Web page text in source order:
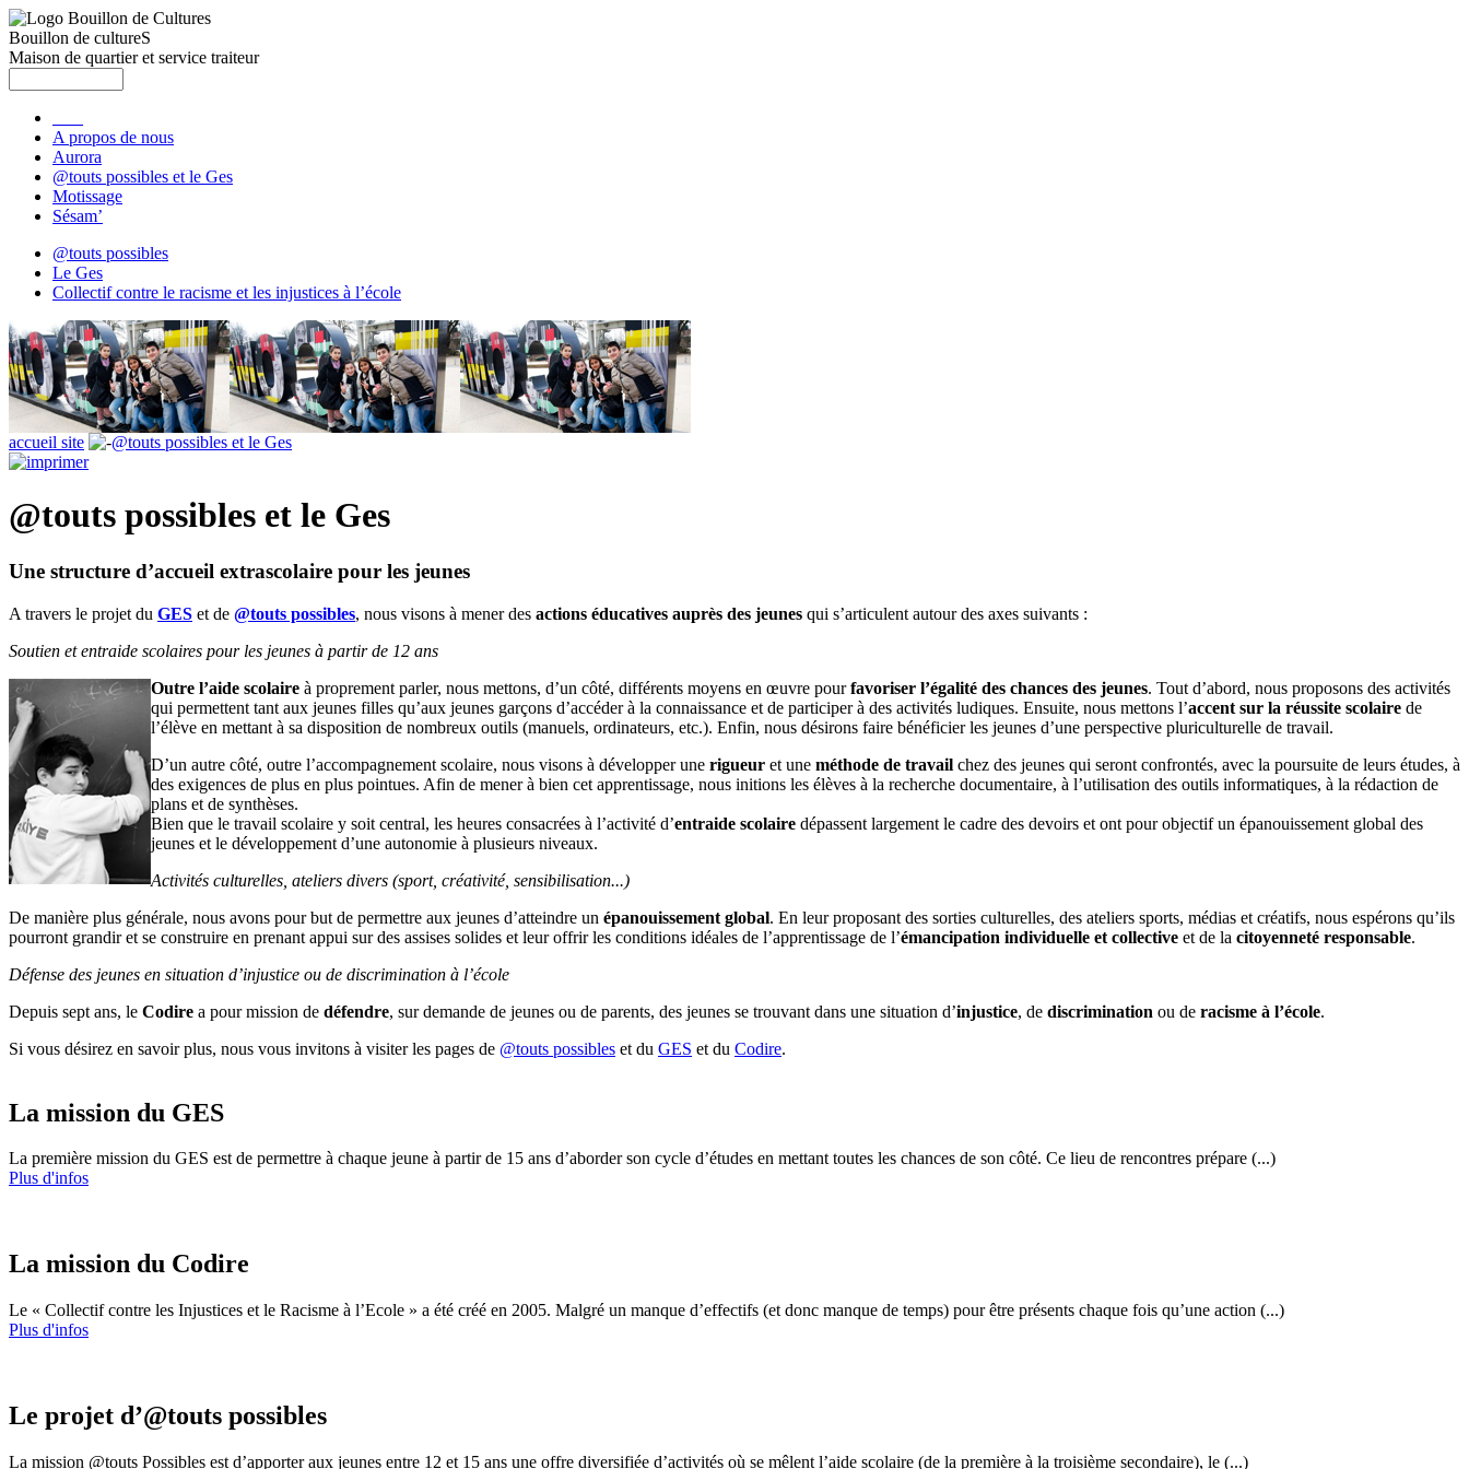
Bouillon de cultureS
Maison de quartier et service traiteur
A propos de nous
Aurora
@touts possibles et le Ges
Motissage
Sésam’
@touts possibles
Le Ges
Collectif contre le racisme et les injustices à l’école
accueil site @touts possibles et le Ges
@touts possibles et le Ges
Une structure d’accueil extrascolaire pour les jeunes
A travers le projet du GES et de @touts possibles, nous visons à mener des actions éducatives auprès des jeunes qui s’articulent autour des axes suivants :
Soutien et entraide scolaires pour les jeunes à partir de 12 ans
Outre l’aide scolaire à proprement parler, nous mettons, d’un côté, différents moyens en œuvre pourfavoriser l’égalité des chances des jeunes. Tout d’abord, nous proposons des activités
qui permettent tant aux jeunes filles qu’aux jeunes garçons d’accéder à la connaissance et de participer à des activités ludiques. Ensuite, nous mettons l’accent sur la réussite scolaire de
l’élève en mettant à sa disposition de nombreux outils (manuels, ordinateurs, etc.). Enfin, nous désirons faire bénéficier les jeunes d’une perspective pluriculturelle de travail.
D’un autre côté, outre l’accompagnement scolaire, nous visons à développer une rigueur et une méthode de travail chez des jeunes qui seront confrontés, avec la poursuite de leurs études, à
des exigences de plus en plus pointues. Afin de mener à bien cet apprentissage, nous initions les élèves à la recherche documentaire, à l’utilisation des outils informatiques, à la rédaction de
plans et de synthèses.
Bien que le travail scolaire y soit central, les heures consacrées à l’activité d’entraide scolaire dépassent largement le cadre des devoirs et ont pour objectif un épanouissement global des
jeunes et le développement d’une autonomie à plusieurs niveaux.
Activités culturelles, ateliers divers (sport, créativité, sensibilisation...)
De manière plus générale, nous avons pour but de permettre aux jeunes d’atteindre un épanouissement global. En leur proposant des sorties culturelles, des ateliers sports, médias et créatifs, nous espérons qu’ils
pourront grandir et se construire en prenant appui sur des assises solides et leur offrir les conditions idéales de l’apprentissage de l’émancipation individuelle et collective et de la citoyenneté responsable.
Défense des jeunes en situation d’injustice ou de discrimination à l’école
Depuis sept ans, le Codire a pour mission de défendre, sur demande de jeunes ou de parents, des jeunes se trouvant dans une situation d’injustice, de discrimination ou de racisme à l’école.
Si vous désirez en savoir plus, nous vous invitons à visiter les pages de @touts possibles et du GES et du Codire.
La mission du GES
La première mission du GES est de permettre à chaque jeune à partir de 15 ans d’aborder son cycle d’études en mettant toutes les chances de son côté. Ce lieu de rencontres prépare (...)
Plus d'infos
La mission du Codire
Le « Collectif contre les Injustices et le Racisme à l’Ecole » a été créé en 2005. Malgré un manque d’effectifs (et donc manque de temps) pour être présents chaque fois qu’une action (...)
Plus d'infos
Le projet d’@touts possibles
La mission @touts Possibles est d’apporter aux jeunes entre 12 et 15 ans une offre diversifiée d’activités où se mêlent l’aide scolaire (de la première à la troisième secondaire), le (...)